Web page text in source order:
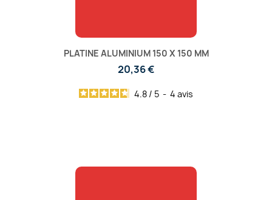
PLATINE ALUMINIUM 150 X 150 MM
20,36 €
4.8 / 5 - 4 avis